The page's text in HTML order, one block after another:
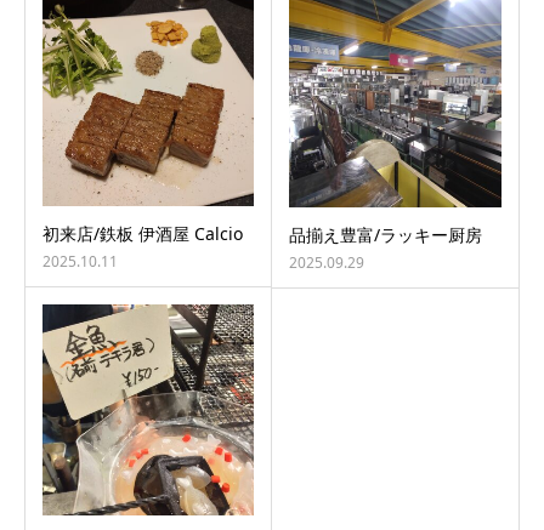
初来店/鉄板 伊酒屋 Calcio
2025.10.11
品揃え豊富/ラッキー厨房
2025.09.29